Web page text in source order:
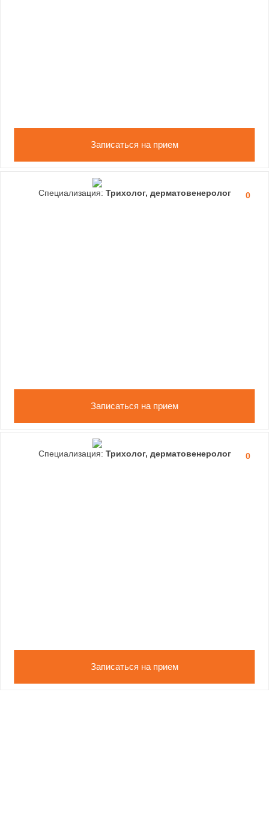
Записаться на прием
0
Специализация: Трихолог, дерматовенеролог
Записаться на прием
0
Специализация: Трихолог, дерматовенеролог
Записаться на прием